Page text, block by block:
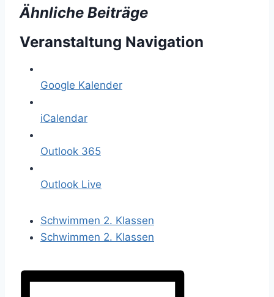
Ähnliche Beiträge
Veranstaltung Navigation
Google Kalender
iCalendar
Outlook 365
Outlook Live
Schwimmen 2. Klassen
Schwimmen 2. Klassen